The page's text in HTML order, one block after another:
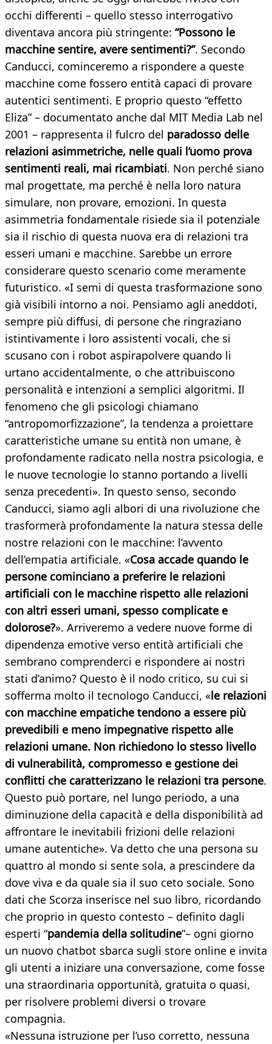
occhi differenti – quello stesso interrogativo
diventava ancora più stringente: “Possono le
macchine sentire, avere sentimenti?”. Secondo
Canducci, cominceremo a rispondere a queste
macchine come fossero entità capaci di provare
autentici sentimenti. E proprio questo “effetto
Eliza” – documentato anche dal MIT Media Lab nel
2001 – rappresenta il fulcro del paradosso delle
relazioni asimmetriche, nelle quali l’uomo prova
sentimenti reali, mai ricambiati. Non perché siano
mal progettate, ma perché è nella loro natura
simulare, non provare, emozioni. In questa
asimmetria fondamentale risiede sia il potenziale
sia il rischio di questa nuova era di relazioni tra
esseri umani e macchine. Sarebbe un errore
considerare questo scenario come meramente
futuristico. «I semi di questa trasformazione sono
già visibili intorno a noi. Pensiamo agli aneddoti,
sempre più diffusi, di persone che ringraziano
istintivamente i loro assistenti vocali, che si
scusano con i robot aspirapolvere quando li
urtano accidentalmente, o che attribuiscono
personalità e intenzioni a semplici algoritmi. Il
fenomeno che gli psicologi chiamano
“antropomorfizzazione”, la tendenza a proiettare
caratteristiche umane su entità non umane, è
profondamente radicato nella nostra psicologia, e
le nuove tecnologie lo stanno portando a livelli
senza precedenti». In questo senso, secondo
Canducci, siamo agli albori di una rivoluzione che
trasformerà profondamente la natura stessa delle
nostre relazioni con le macchine: l’avvento
dell’empatia artificiale. «Cosa accade quando le
persone cominciano a preferire le relazioni
artificiali con le macchine rispetto alle relazioni
con altri esseri umani, spesso complicate e
dolorose?». Arriveremo a vedere nuove forme di
dipendenza emotive verso entità artificiali che
sembrano comprenderci e rispondere ai nostri
stati d’animo? Questo è il nodo critico, su cui si
sofferma molto il tecnologo Canducci, «le relazioni
con macchine empatiche tendono a essere più
prevedibili e meno impegnative rispetto alle
relazioni umane. Non richiedono lo stesso livello
di vulnerabilità, compromesso e gestione dei
conflitti che caratterizzano le relazioni tra persone.
Questo può portare, nel lungo periodo, a una
diminuzione della capacità e della disponibilità ad
affrontare le inevitabili frizioni delle relazioni
umane autentiche». Va detto che una persona su
quattro al mondo si sente sola, a prescindere da
dove viva e da quale sia il suo ceto sociale. Sono
dati che Scorza inserisce nel suo libro, ricordando
che proprio in questo contesto – definito dagli
esperti “pandemia della solitudine”– ogni giorno
un nuovo chatbot sbarca sugli store online e invita
gli utenti a iniziare una conversazione, come fosse
una straordinaria opportunità, gratuita o quasi,
per risolvere problemi diversi o trovare
compagnia.
«Nessuna istruzione per l’uso corretto, nessuna